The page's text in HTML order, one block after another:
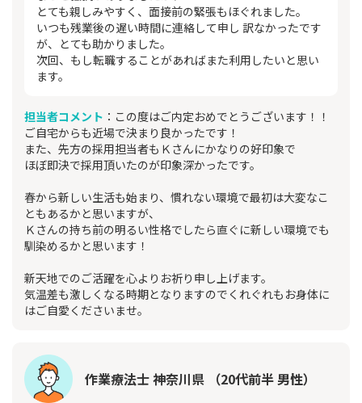
とても親しみやすく、面接前の緊張もほぐれました。
いつも残業後の遅い時間に連絡して申し 訳なかったです
が、とても助かりました。
次回、もし転職することがあればまた利用したいと思い
ます。
担当者コメント ：この度はご内定おめでとうございます！！
ご自宅からも近場で決まり良かったです！
また、先方の採用担当者もＫさんにかなりの好印象で
ほぼ即決で採用頂いたのが印象深かったです。
春から新しい生活も始まり、慣れない環境で最初は大変なこ
ともあるかと思いますが、
Ｋさんの持ち前の明るい性格でしたら直ぐに新しい環境でも
馴染めるかと思います！
新天地でのご活躍を心よりお祈り申し上げます。
気温差も激しくなる時期となりますのでくれぐれもお身体に
はご自愛くださいませ。
作業療法士 神奈川県 （20代前半 男性）